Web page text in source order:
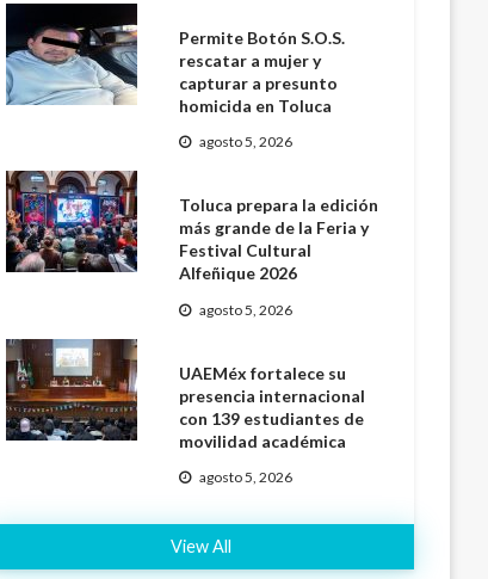
Permite Botón S.O.S.
rescatar a mujer y
capturar a presunto
homicida en Toluca
agosto 5, 2026
Toluca prepara la edición
más grande de la Feria y
Festival Cultural
Alfeñique 2026
agosto 5, 2026
UAEMéx fortalece su
presencia internacional
con 139 estudiantes de
movilidad académica
agosto 5, 2026
View All